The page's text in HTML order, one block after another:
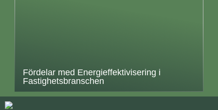
Fördelar med Energieffektivisering i
Fastighetsbranschen